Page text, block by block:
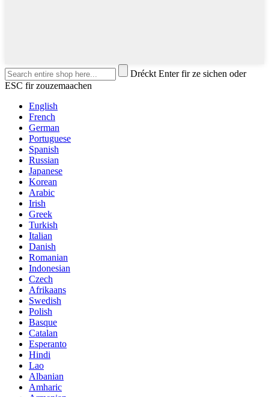
Dréckt Enter fir ze sichen oder
ESC fir zouzemaachen
English
French
German
Portuguese
Spanish
Russian
Japanese
Korean
Arabic
Irish
Greek
Turkish
Italian
Danish
Romanian
Indonesian
Czech
Afrikaans
Swedish
Polish
Basque
Catalan
Esperanto
Hindi
Lao
Albanian
Amharic